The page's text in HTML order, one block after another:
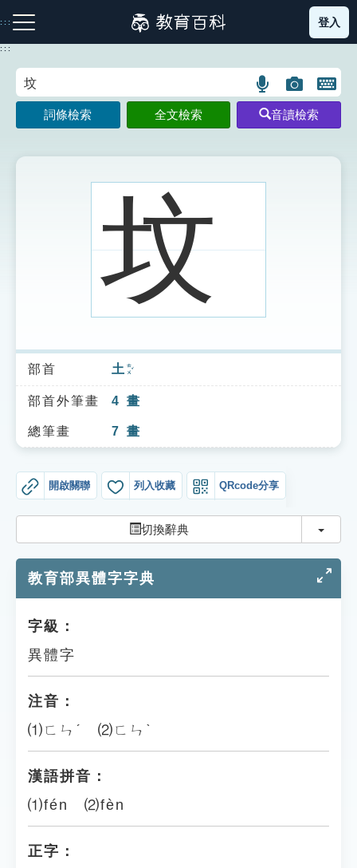
到
主
:::
注音索引圖示 筆畫索引圖示 部首索引表圖示
索引選單
知識索引
單字索引
貓頭鷹博士
登入
:::
語
言
搜
示
圖
片
搜
開
鍵
圖
詞條檢索 全文檢索 音讀檢索
坟
部首 土 ㄊㄨˇ
部首外筆畫 4 畫
總筆畫 7 畫
開啟關聯 列入收藏 QRcode分享
切換辭典 切換
教育部異體字字典
字級：
異體字
注音：
⑴ㄈㄣˊ ⑵ㄈㄣˋ
漢語拼音：
⑴fén ⑵fèn
正字：